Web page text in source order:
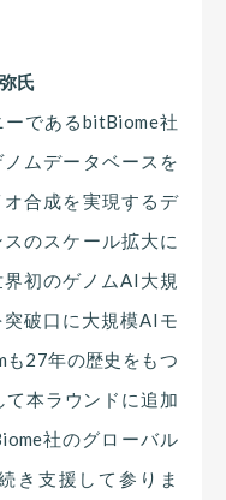
氏
であるbitBiome社
ムデータベースを
合成を実現するデ
のスケール拡大に
初のゲノムAI大規
破口に大規模AIモ
27年の歴史をもつ
て本ラウンドに追加
社のグローバル
き支援して参りま